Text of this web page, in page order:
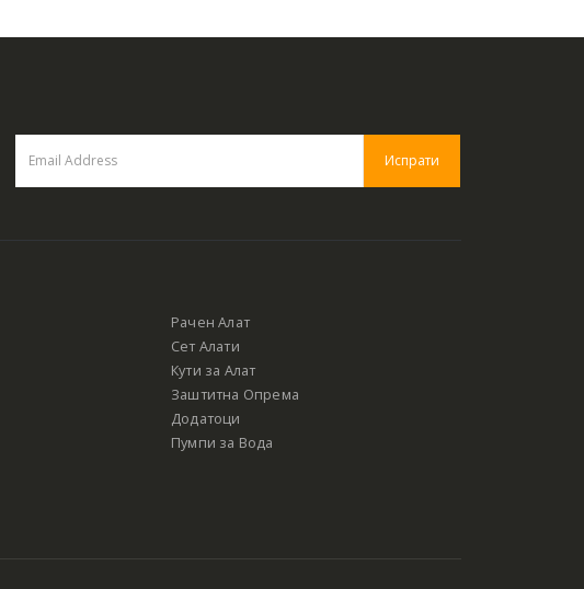
Рачен Алат
Сет Алати
Кути за Алат
Заштитна Опрема
Додатоци
Пумпи за Вода